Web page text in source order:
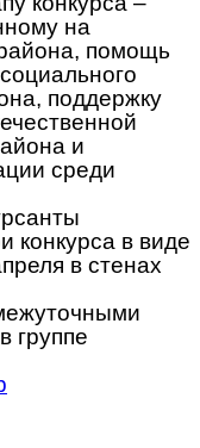
на
помощь
поддержку
и
среди
конкурса в виде
в стенах
группе